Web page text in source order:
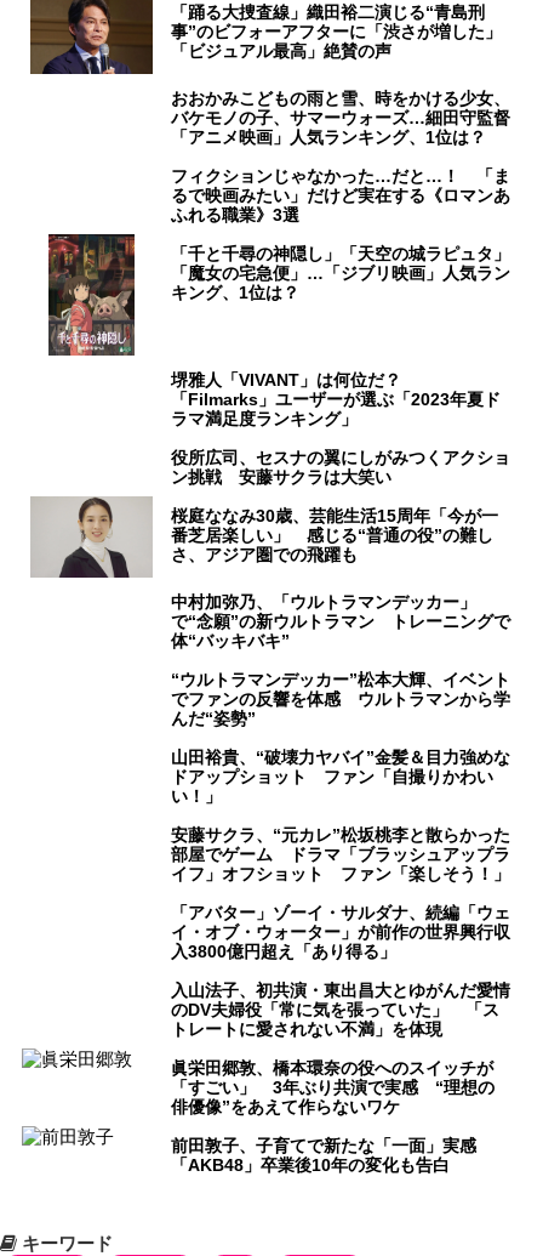
「踊る大捜査線」織田裕二演じる“青島刑
事”のビフォーアフターに「渋さが増した」
「ビジュアル最高」絶賛の声
おおかみこどもの雨と雪、時をかける少女、
バケモノの子、サマーウォーズ…細田守監督
「アニメ映画」人気ランキング、1位は？
フィクションじゃなかった…だと…！ 「ま
るで映画みたい」だけど実在する《ロマンあ
ふれる職業》3選
「千と千尋の神隠し」「天空の城ラピュタ」
「魔女の宅急便」…「ジブリ映画」人気ラン
キング、1位は？
堺雅人「VIVANT」は何位だ？
「Filmarks」ユーザーが選ぶ「2023年夏ド
ラマ満足度ランキング」
役所広司、セスナの翼にしがみつくアクショ
ン挑戦 安藤サクラは大笑い
桜庭ななみ30歳、芸能生活15周年「今が一
番芝居楽しい」 感じる“普通の役”の難し
さ、アジア圏での飛躍も
中村加弥乃、「ウルトラマンデッカー」
で“念願”の新ウルトラマン トレーニングで
体“バッキバキ”
“ウルトラマンデッカー”松本大輝、イベント
でファンの反響を体感 ウルトラマンから学
んだ“姿勢”
山田裕貴、“破壊力ヤバイ”金髪＆目力強めな
ドアップショット ファン「自撮りかわい
い！」
安藤サクラ、“元カレ”松坂桃李と散らかった
部屋でゲーム ドラマ「ブラッシュアップラ
イフ」オフショット ファン「楽しそう！」
「アバター」ゾーイ・サルダナ、続編「ウェ
イ・オブ・ウォーター」が前作の世界興行収
入3800億円超え「あり得る」
入山法子、初共演・東出昌大とゆがんだ愛情
のDV夫婦役「常に気を張っていた」 「ス
トレートに愛されない不満」を体現
眞栄田郷敦、橋本環奈の役へのスイッチが
「すごい」 3年ぶり共演で実感 “理想の
俳優像”をあえて作らないワケ
前田敦子、子育てで新たな「一面」実感
「AKB48」卒業後10年の変化も告白
キーワード